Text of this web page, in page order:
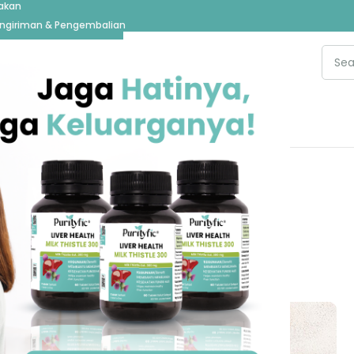
& Pengembalian
ARTIKEL
Protein Per Hari?
Administrator
5, 2023